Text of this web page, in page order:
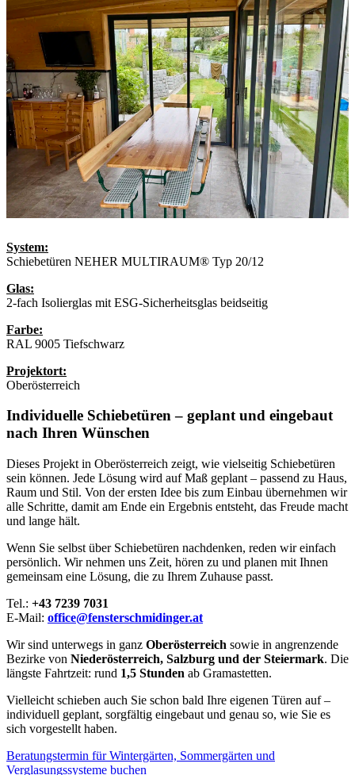
System:
Schiebetüren NEHER MULTIRAUM® Typ 20/12
Glas:
2-fach Isolierglas mit ESG-Sicherheitsglas beidseitig
Farbe:
RAL 9005 Tiefschwarz
Projektort:
Oberösterreich
Individuelle Schiebetüren – geplant und eingebaut
nach Ihren Wünschen
Dieses Projekt in Oberösterreich zeigt, wie vielseitig Schiebetüren
sein können. Jede Lösung wird auf Maß geplant – passend zu Haus,
Raum und Stil. Von der ersten Idee bis zum Einbau übernehmen wir
alle Schritte, damit am Ende ein Ergebnis entsteht, das Freude macht
und lange hält.
Wenn Sie selbst über Schiebetüren nachdenken, reden wir einfach
persönlich. Wir nehmen uns Zeit, hören zu und planen mit Ihnen
gemeinsam eine Lösung, die zu Ihrem Zuhause passt.
Tel.: +43 7239 7031
E-Mail: office@fensterschmidinger.at
Wir sind unterwegs in ganz Oberösterreich sowie in angrenzende
Bezirke von Niederösterreich, Salzburg und der Steiermark. Die
längste Fahrtzeit: rund 1,5 Stunden ab Gramastetten.
Vielleicht schieben auch Sie schon bald Ihre eigenen Türen auf –
individuell geplant, sorgfältig eingebaut und genau so, wie Sie es
sich vorgestellt haben.
Beratungstermin für Wintergärten, Sommergärten und
Verglasungssysteme buchen